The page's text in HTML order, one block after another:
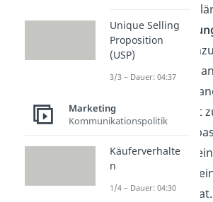
Als letztes
die
sorgen für
wenn sie
sie nicht
das aber nicht
Es kann also
dein Kunde
kauft, weil es
Eigenschaft hat.
Unique Selling
Proposition
(USP)
3/3 – Dauer: 04:37
Marketing
Kommunikationspolitik
Käuferverhalte
n
1/4 – Dauer: 04:30